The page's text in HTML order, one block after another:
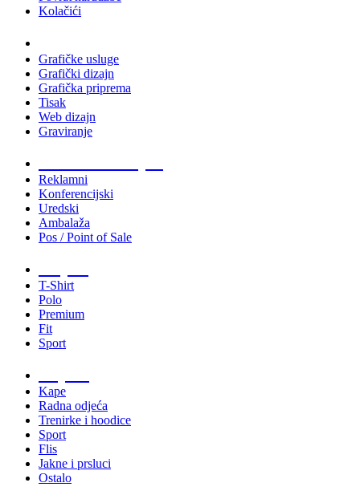
Kolačići
Grafičke usluge
Grafički dizajn
Grafička priprema
Tisak
Web dizajn
Graviranje
Reklamni
Konferencijski
Uredski
Ambalaža
Pos / Point of Sale
T-Shirt
Polo
Premium
Fit
Sport
Kape
Radna odjeća
Trenirke i hoodice
Sport
Flis
Jakne i prsluci
Ostalo